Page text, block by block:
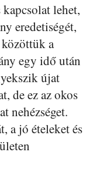
lehet,
eredetiségét,
a
egy idő után
újat
de ez az okos
nehézséget.
a jó ételeket és